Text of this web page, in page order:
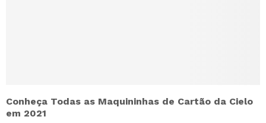
Conheça Todas as Maquininhas de Cartão da Cielo
em 2021